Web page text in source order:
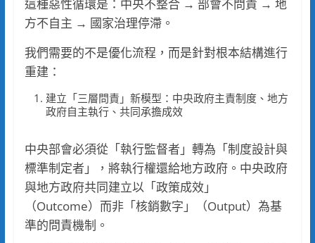
這種惡性循環是：中央不整合 → 部會不問責 → 地
方不自主 → 國家治理停滯。
我們需要的不是優化流程，而是針對根本結構進行
重建：
建立「三層問責」新模型：中央政府主責制度、地方
政府自主執行、共同承擔成效
中央部會必須從「執行監督者」轉為「制度設計與
標準制定者」，將執行權還給地方政府。中央政府
與地方政府共同建立以「政策成效」
（Outcome）而非「核銷數字」（Output）為基
準的問責機制。